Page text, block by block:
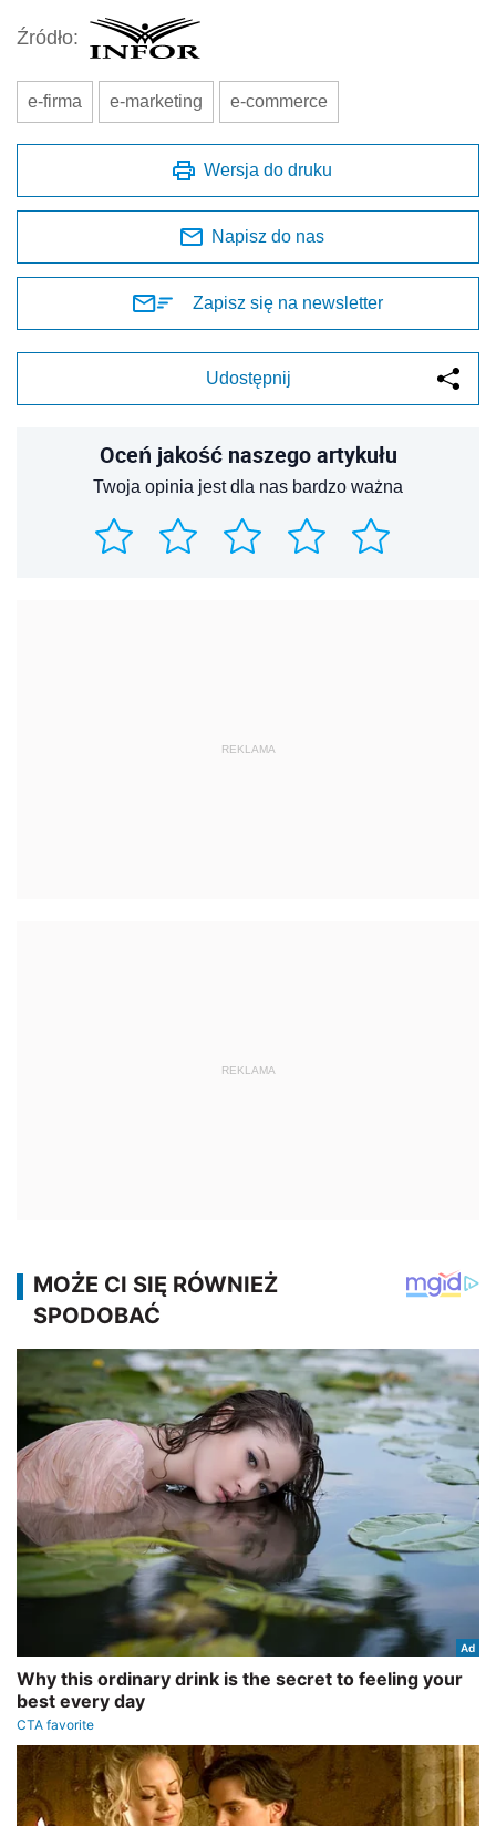
Źródło:
e-firma e-marketing e-commerce
Wersja do druku
Napisz do nas
Zapisz się na newsletter
Udostępnij
Oceń jakość naszego artykułu
Twoja opinia jest dla nas bardzo ważna
REKLAMA
REKLAMA